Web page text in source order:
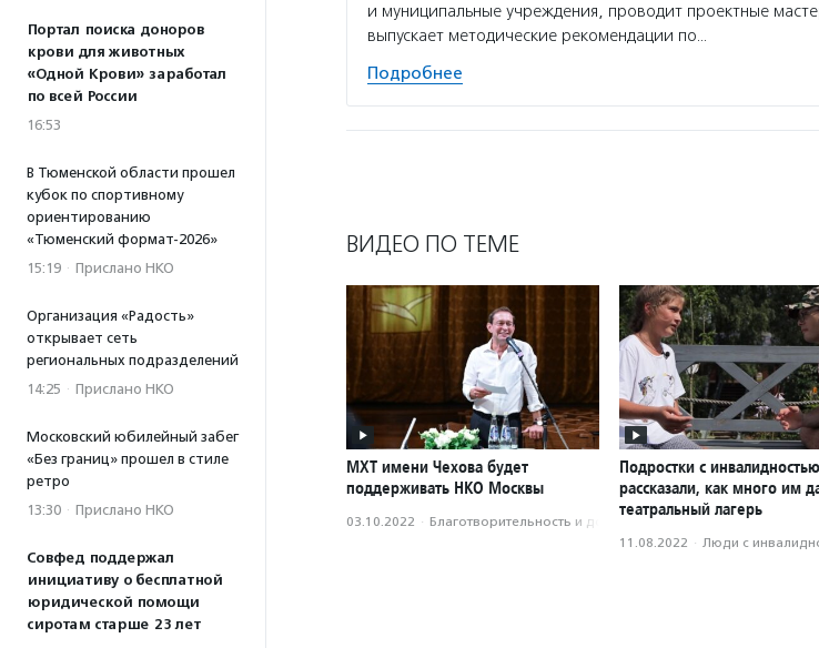
Портал поиска доноров
крови для животных
«Одной Крови» заработал
по всей России
16:53
В Тюменской области прошел
кубок по спортивному
ориентированию
«Тюменский формат-2026»
15:19 · Прислано НКО
Организация «Радость»
открывает сеть
региональных подразделений
14:25 · Прислано НКО
Московский юбилейный забег
«Без границ» прошел в стиле
ретро
13:30 · Прислано НКО
Совфед поддержал
инициативу о бесплатной
юридической помощи
сиротам старше 23 лет
и муниципальные учреждения, проводит проектные
выпускает методические рекомендации по…
Подробнее
ВИДЕО ПО ТЕМЕ
МХТ имени Чехова будет
поддерживать НКО Москвы
03.10.2022 · Благотвори­тель­ность и доброволь­чест­во
Подростки с инвалидностью
рассказали, как много им
театральный лагерь
11.08.2022 · Люди с